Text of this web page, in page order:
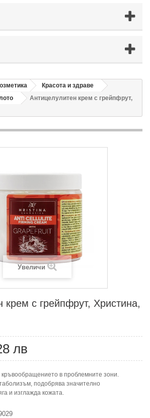
Красота и здраве
Антицелулитен крем с грейпфрут,
Увеличи
крем с грейпфрут, Христина,
лв
в проблемните зони.
подобрява значително
и изглажда кожата.